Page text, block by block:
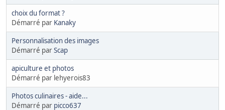
choix du format ?
Démarré par Kanaky
Personnalisation des images
Démarré parScap
apiculture et photos
Démarré par lehyerois83
Photos culinaires - aide...
Démarré par picco637